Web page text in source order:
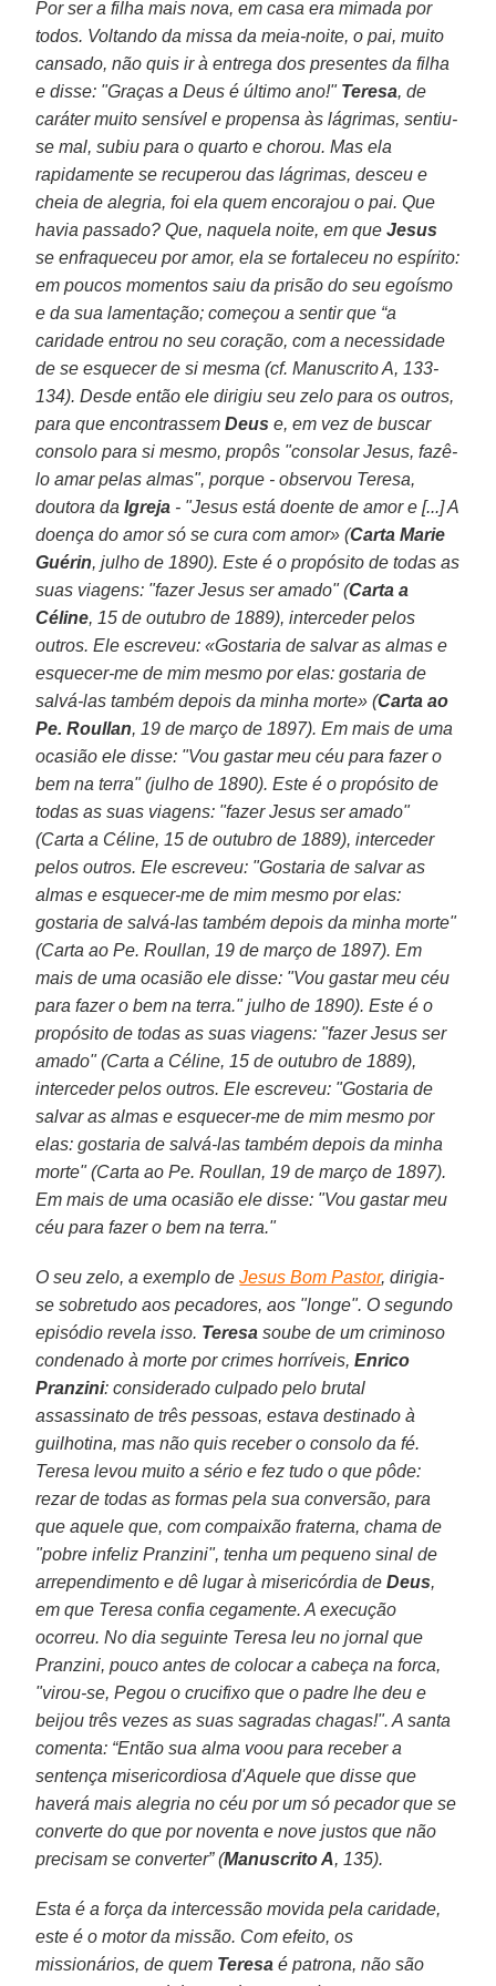
Por ser a filha mais nova, em casa era mimada por
todos. Voltando da missa da meia-noite, o pai, muito
cansado, não quis ir à entrega dos presentes da filha
e disse: "Graças a Deus é último ano!" Teresa, de
caráter muito sensível e propensa às lágrimas, sentiu-
se mal, subiu para o quarto e chorou. Mas ela
rapidamente se recuperou das lágrimas, desceu e
cheia de alegria, foi ela quem encorajou o pai. Que
havia passado? Que, naquela noite, em queJesus
se enfraqueceu por amor, ela se fortaleceu no espírito:
em poucos momentos saiu da prisão do seu egoísmo
e da sua lamentação; começou a sentir que “a
caridade entrou no seu coração, com a necessidade
de se esquecer de si mesma (cf. Manuscrito A, 133-
134). Desde então ele dirigiu seu zelo para os outros,
para que encontrassemDeus e, em vez de buscar
consolo para si mesmo, propôs "consolar Jesus, fazê-
lo amar pelas almas", porque - observou Teresa,
doutora daIgreja - "Jesus está doente de amor e [...] A
doença do amor só se cura com amor» (Carta Marie
Guérin, julho de 1890). Este é o propósito de todas as
suas viagens: "fazer Jesus ser amado" (Carta a
Céline, 15 de outubro de 1889), interceder pelos
outros. Ele escreveu: «Gostaria de salvar as almas e
esquecer-me de mim mesmo por elas: gostaria de
salvá-las também depois da minha morte» (Carta ao
Pe. Roullan, 19 de março de 1897). Em mais de uma
ocasião ele disse: "Vou gastar meu céu para fazer o
bem na terra" (julho de 1890). Este é o propósito de
todas as suas viagens: "fazer Jesus ser amado"
(Carta a Céline, 15 de outubro de 1889), interceder
pelos outros. Ele escreveu: "Gostaria de salvar as
almas e esquecer-me de mim mesmo por elas:
gostaria de salvá-las também depois da minha morte"
(Carta ao Pe. Roullan, 19 de março de 1897). Em
mais de uma ocasião ele disse: "Vou gastar meu céu
para fazer o bem na terra." julho de 1890). Este é o
propósito de todas as suas viagens: "fazer Jesus ser
amado" (Carta a Céline, 15 de outubro de 1889),
interceder pelos outros. Ele escreveu: "Gostaria de
salvar as almas e esquecer-me de mim mesmo por
elas: gostaria de salvá-las também depois da minha
morte" (Carta ao Pe. Roullan, 19 de março de 1897).
Em mais de uma ocasião ele disse: "Vou gastar meu
céu para fazer o bem na terra."
O seu zelo, a exemplo deJesus Bom Pastor, dirigia-
se sobretudo aos pecadores, aos "longe". O segundo
episódio revela isso. Teresa soube de um criminoso
condenado à morte por crimes horríveis,Enrico
Pranzini: considerado culpado pelo brutal
assassinato de três pessoas, estava destinado à
guilhotina, mas não quis receber o consolo da fé.
Teresa levou muito a sério e fez tudo o que pôde:
rezar de todas as formas pela sua conversão, para
que aquele que, com compaixão fraterna, chama de
"pobre infeliz Pranzini", tenha um pequeno sinal de
arrependimento e dê lugar à misericórdia deDeus,
em que Teresa confia cegamente. A execução
ocorreu. No dia seguinte Teresa leu no jornal que
Pranzini, pouco antes de colocar a cabeça na forca,
"virou-se, Pegou o crucifixo que o padre lhe deu e
beijou três vezes as suas sagradas chagas!". A santa
comenta: “Então sua alma voou para receber a
sentença misericordiosa d'Aquele que disse que
haverá mais alegria no céu por um só pecador que se
converte do que por noventa e nove justos que não
precisam se converter” (Manuscrito A, 135).
Esta é a força da intercessão movida pela caridade,
este é o motor da missão. Com efeito, os
missionários, de quem Teresa é patrona, não são